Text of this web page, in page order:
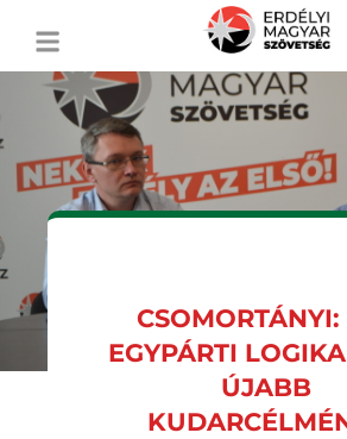
CSOMORTÁNYI:
EGYPÁRTI
ÚJABB